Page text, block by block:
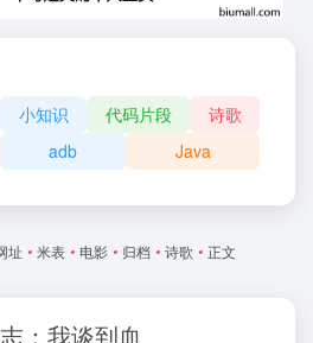
小知识 代码片段
诗歌
adb Java
址 • 米表 • 电影 • 归档 • 诗歌 • 正文
：我谈到血